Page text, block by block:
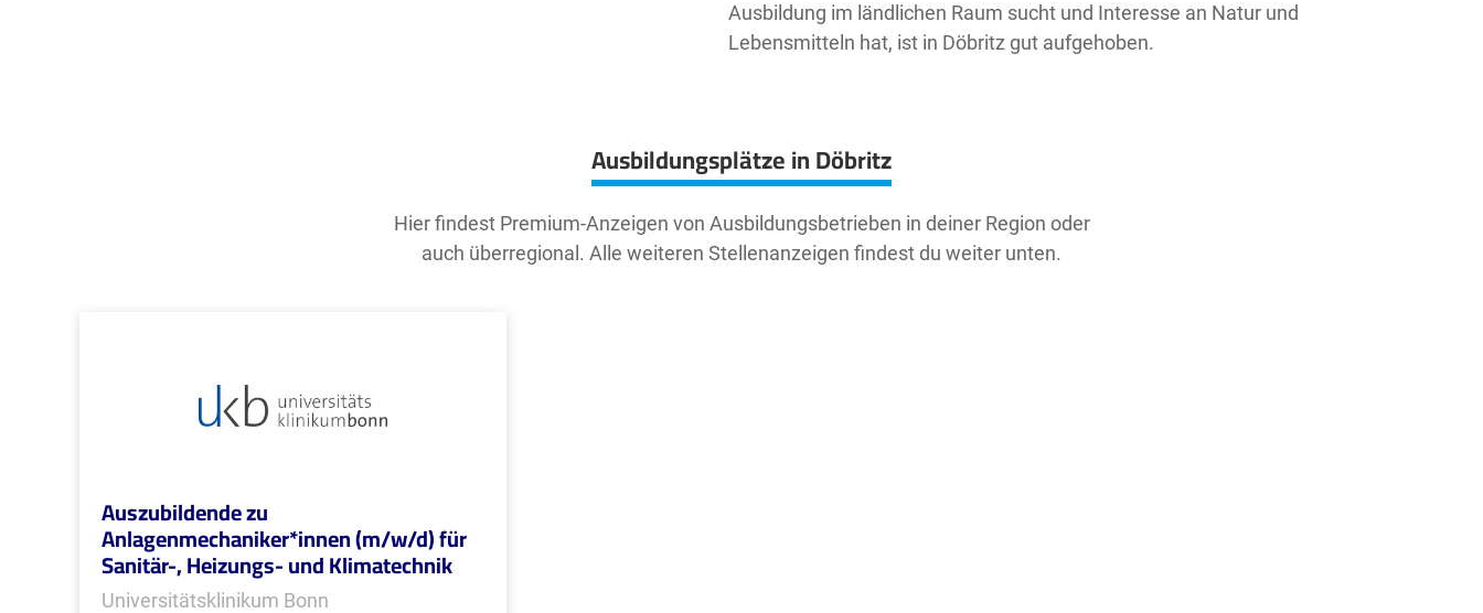
Ausbildung im ländlichen Raum sucht und Interesse an Natur und
Lebensmitteln hat, ist in Döbritz gut aufgehoben.
Ausbildungsplätze in Döbritz
Hier findest Premium-Anzeigen von Ausbildungsbetrieben in deiner Region oder
auch überregional. Alle weiteren Stellenanzeigen findest du weiter unten.
Auszubildende zu
Anlagenmechaniker*innen (m/w/d) für
Sanitär-, Heizungs- und Klimatechnik
Universitätsklinikum Bonn